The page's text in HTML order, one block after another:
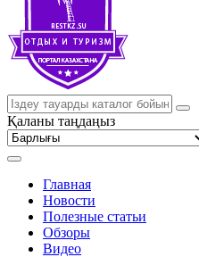
Қаланы таңдаңыз
Главная
Новости
Полезные статьи
Обзоры
Видео